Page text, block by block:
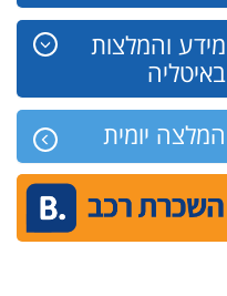
מידע והמלצות
באיטליה
המלצה יומית